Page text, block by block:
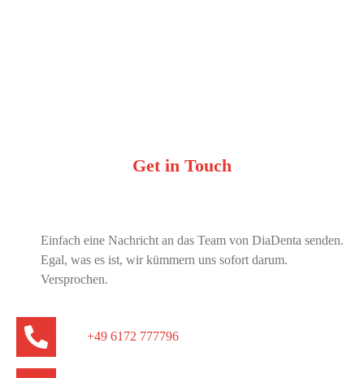
Get in Touch
Einfach eine Nachricht an das Team von DiaDenta senden.
Egal, was es ist, wir kümmern uns sofort darum.
Versprochen.
+49 6172 777796